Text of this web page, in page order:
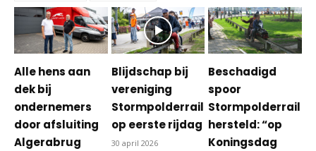
Alle hens aan
dek bij
ondernemers
door afsluiting
Algerabrug
Blijdschap bij
vereniging
Stormpolderrail
op eerste rijdag
30 april 2026
Beschadigd
spoor
Stormpolderrail
hersteld: “op
Koningsdag